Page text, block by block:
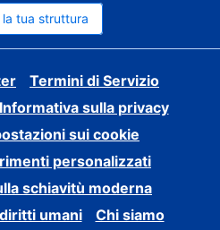
la tua struttura
Termini di Servizio
Informativa sulla privacy
sui cookie
personalizzati
schiavitù moderna
umani
Chi siamo